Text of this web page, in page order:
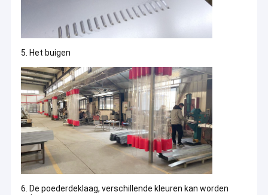
5. Het buigen
6. De poederdeklaag, verschillende kleuren kan worden